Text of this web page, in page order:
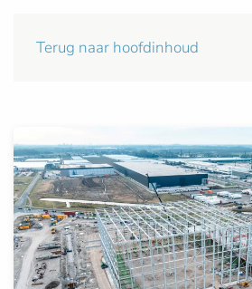
Terug naar hoofdinhoud